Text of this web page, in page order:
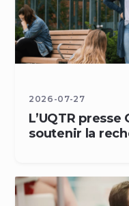
2026-07-27
L’UQTR
soutenir la